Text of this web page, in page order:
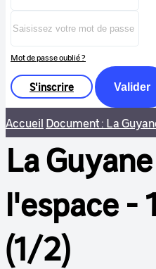
Mot de passe oublié ?
S'inscrire Valider
Accueil Document : La
La
l'espace -
(1/2)